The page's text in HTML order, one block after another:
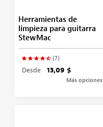
Herramientas de
limpieza para guitarra
StewMac
(7)
Desde 13,09 $
Más opciones